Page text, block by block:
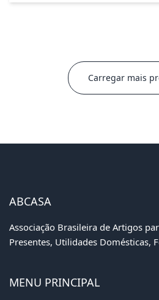
Carregar mais
ABCASA
Associação Brasileira de Artigos
Presentes, Utilidades Domésticas,
MENU PRINCIPAL